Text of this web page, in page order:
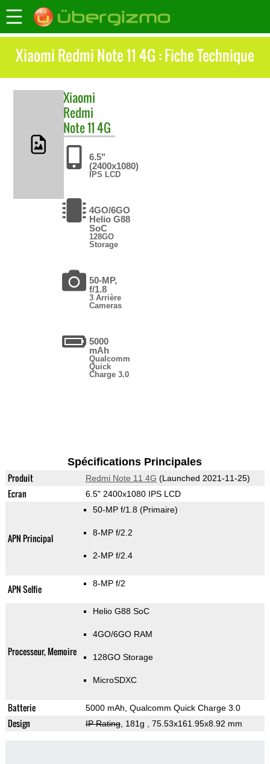
Xiaomi Redmi Note 11 4G : Fiche Technique
Xiaomi
Redmi
Note 11 4G
6.5"
(2400x1080)
IPS LCD
4GO/6GO
Helio G88
SoC
128GO
Storage
50-MP,
f/1.8
3 Arrière
Cameras
5000
mAh
Qualcomm
Quick
Charge 3.0
Spécifications Principales
Produit Redmi Note 11 4G (Launched 2021-11-25)
Ecran 6.5" 2400x1080 IPS LCD
APN Principal
50-MP f/1.8 (Primaire)
8-MP f/2.2
2-MP f/2.4
APN Selfie 8-MP f/2
Processeur, Memoire
Helio G88 SoC
4GO/6GO RAM
128GO Storage
MicroSDXC
Batterie 5000 mAh, Qualcomm Quick Charge 3.0
Design IP Rating, 181g , 75.53x161.95x8.92 mm